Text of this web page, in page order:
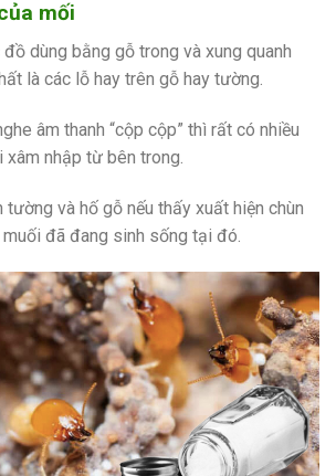
mối
dùng bằng gỗ trong và xung quanh
là các lỗ hay trên gỗ hay tường.
âm thanh “cộp cộp” thì rất có nhiều
nhập từ bên trong.
tường và hố gỗ nếu thấy xuất hiện chùn
đã đang sinh sống tại đó.